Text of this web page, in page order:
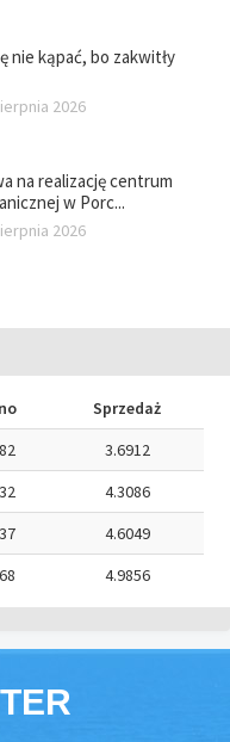
nie kąpać, bo zakwitły
2026
na realizację centrum
w Porc...
2026
Sprzedaż
3.6912
4.3086
4.6049
4.9856